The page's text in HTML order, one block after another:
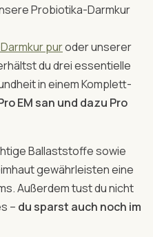
Probiotika-Darmkur
puroder unserer
du drei essentielle
in einem Komplett-
EM san und dazu Pro
Ballaststoffe sowie
gewährleisten eine
Außerdem tust du nicht
– du sparst auch noch im